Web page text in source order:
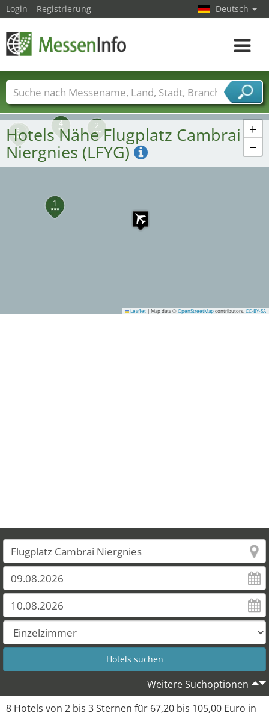
1
2
4
5
6
7
+
−
Leaflet | Map data © OpenStreetMap contributors, CC-BY-SA
Hotels Nähe Flugplatz Cambrai
Niergnies (LFYG)
Weitere Suchoptionen
8 Hotels von 2 bis 3 Sternen für 67,20 bis 105,00 Euro in
Login Registrierung Deutsch
Toggle
Messenamen Länder Städte
Branchen
Dienstleisterbranchen